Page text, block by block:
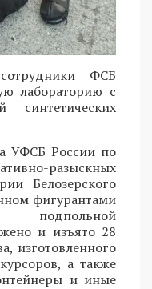
ФСБ
лабораторию с
УФСБ России по
разыскных
Белозерского
фигурантами
и изъято 28
изготовленного
а также
и иные